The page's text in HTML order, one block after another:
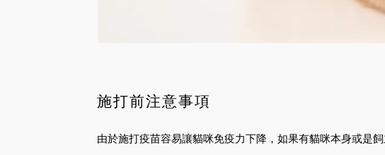
施打前注意事項
由於施打疫苗容易讓貓咪免疫力下降，如果有貓咪本身或是